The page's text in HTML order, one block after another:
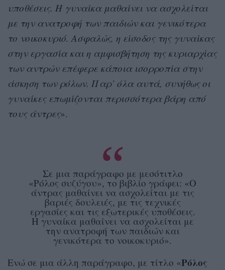
υποθέσεις. Η γυναίκα μαθαίνει να ασχολείται
με την ανατροφή των παιδιών και γενικότερα
το νοικοκυριό. Ασφαλώς, η είσοδος της γυναίκας
στην εργασία και η αμφισβήτηση της κυριαρχίας
των αντρών επέφερε κάποια ισορροπία στην
άσκηση των ρόλων. Παρ’ όλα αυτά, συνήθως οι
γυναίκες επωμίζονται περισσότερα βάρη από
τους άντρες».
Σε μια παράγραφο με μεσότιτλο
«Ρόλος συζύγου», το βιβλίο γράφει: «Ο
άντρας μαθαίνει να ασχολείται με τις
βαριές δουλειές, με τις τεχνικές
εργασίες και τις εξωτερικές υποθέσεις.
Η γυναίκα μαθαίνει να ασχολείται με
την ανατροφή των παιδιών και
γενικότερα το νοικοκυριό».
Ενώ σε μια άλλη παράγραφο, με τίτλο «Ρόλος